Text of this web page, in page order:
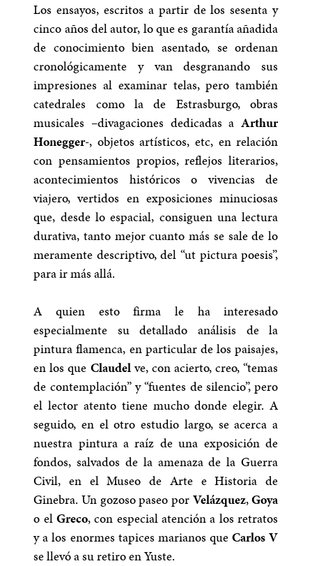
Los ensayos, escritos a partir de los sesenta y
cinco años del autor, lo que es garantía añadida
de conocimiento bien asentado, se ordenan
cronológicamente y van desgranando sus
impresiones al examinar telas, pero también
catedrales como la de Estrasburgo, obras
musicales –divagaciones dedicadas aArthur
Honegger-, objetos artísticos, etc, en relación
con pensamientos propios, reflejos literarios,
acontecimientos históricos o vivencias de
viajero, vertidos en exposiciones minuciosas
que, desde lo espacial, consiguen una lectura
durativa, tanto mejor cuanto más se sale de lo
meramente descriptivo, del “ut pictura poesis”,
para ir más allá.
A quien esto firma le ha interesado
especialmente su detallado análisis de la
pintura flamenca, en particular de los paisajes,
en los que Claudelve, con acierto, creo, “temas
de contemplación” y “fuentes de silencio”, pero
el lector atento tiene mucho donde elegir. A
seguido, en el otro estudio largo, se acerca a
nuestra pintura a raíz de una exposición de
fondos, salvados de la amenaza de la Guerra
Civil, en el Museo de Arte e Historia de
Ginebra. Un gozoso paseo por Velázquez,Goya
o el Greco, con especial atención a los retratos
y a los enormes tapices marianos queCarlos V
se llevó a su retiro en Yuste.